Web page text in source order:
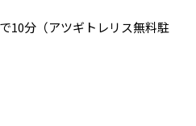
10分（アツギトレリス無料駐